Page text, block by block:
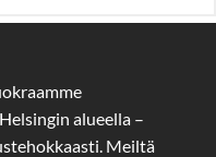
alueella –
Meiltä